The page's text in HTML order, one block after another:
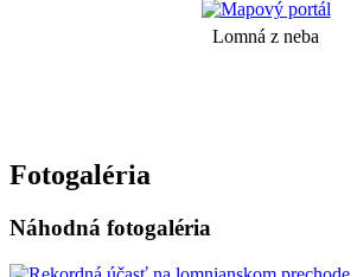
Lomná z neba
Fotogaléria
Náhodná fotogaléria